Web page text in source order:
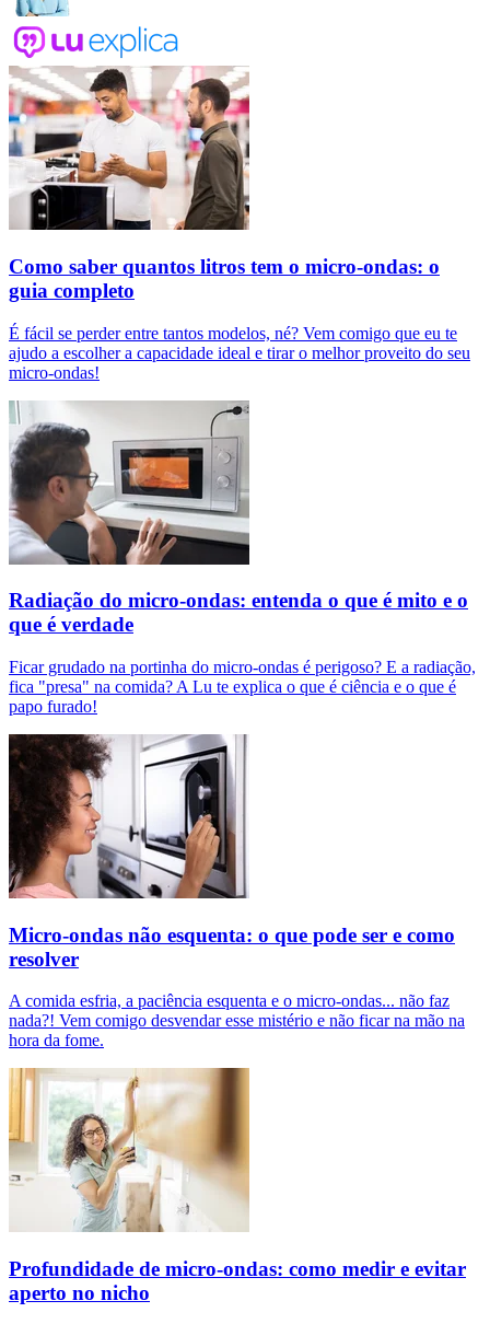
Como saber quantos litros tem o micro-ondas: o
guia completo
É fácil se perder entre tantos modelos, né? Vem comigo que eu te
ajudo a escolher a capacidade ideal e tirar o melhor proveito do seu
micro-ondas!
Radiação do micro-ondas: entenda o que é mito e o
que é verdade
Ficar grudado na portinha do micro-ondas é perigoso? E a radiação,
fica "presa" na comida? A Lu te explica o que é ciência e o que é
papo furado!
Micro-ondas não esquenta: o que pode ser e como
resolver
A comida esfria, a paciência esquenta e o micro-ondas... não faz
nada?! Vem comigo desvendar esse mistério e não ficar na mão na
hora da fome.
Profundidade de micro-ondas: como medir e evitar
aperto no nicho